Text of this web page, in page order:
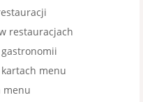
restauracjach
menu
menu